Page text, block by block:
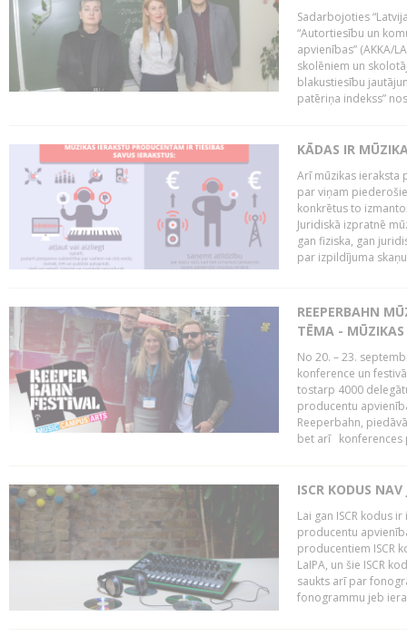
Sadarbojoties
“Autortiesību un
apvienības” (AKKA/
skolēniem un
blakustiesību
patēriņa indekss”
KĀDAS IR
Arī mūzikas ieraksta
par viņam
konkrētus to
Juridiskā izpratnē
gan fiziska, gan
par izpildījuma
REEPERBAHN
TĒMA -
No 20. – 23.
konference un
tostarp 4000
producentu
Reeperbahn,
bet arī konferences
ISCR KODUS
Lai gan ISCR kodus
producentu
producentiem ISCR
LaIPA, un šie ISCR
saukts arī par
fonogrammu jeb